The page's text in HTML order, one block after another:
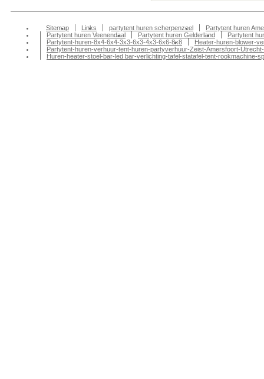
Sitemap Links partytent huren scherpenzeel
Partytent huren
Partytent huren Veenendaal
Partytent huren Gelderland
Partytent
Partytent-huren-8x4-6x4-3x3-6x3-4x3-6x6-8x8
Heater-huren-blower-
Partytent-huren-verhuur-tent-huren-partyverhuur-Zeist-Amersfoort-
Huren-heater-stoel-bar-led bar-verlichting-tafel-statafel-tent-